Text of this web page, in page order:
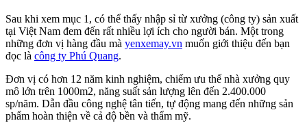
Sau khi xem mục 1, có thể thấy nhập sỉ từ xưởng (công ty) sản xuất
tại Việt Nam đem đến rất nhiều lợi ích cho người bán. Một trong
những đơn vị hàng đầu mà yenxemay.vn muốn giới thiệu đến bạn
đọc là công ty Phú Quang.
Đơn vị có hơn 12 năm kinh nghiệm, chiếm ưu thế nhà xưởng quy
mô lớn trên 1000m2, năng suất sản lượng lên đến 2.400.000
sp/năm. Dẫn đầu công nghệ tân tiến, tự động mang đến những sản
phẩm hoàn thiện về cả độ bền và thẩm mỹ.